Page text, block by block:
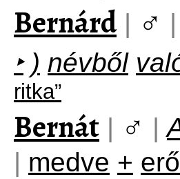
Bernárd | ♂ |
‣ ) névből
ritka”
Bernát | ♂ |
| medve +